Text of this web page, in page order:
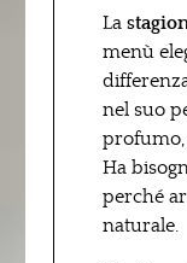
La
menù
nel suo
Ha
perché
naturale.